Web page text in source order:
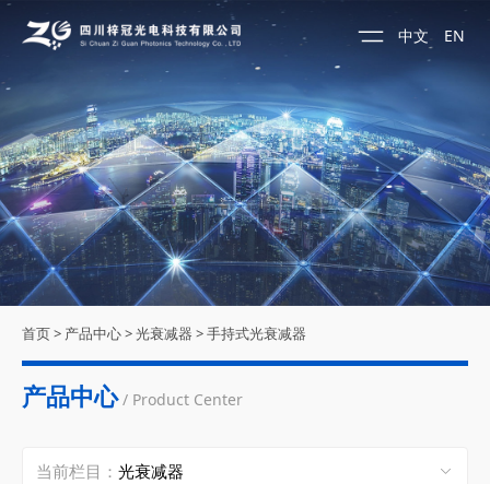
中文 EN
首页> 产品中心>光衰减器 >手持式光衰减器
产品中心 / Product Center
当前栏目：